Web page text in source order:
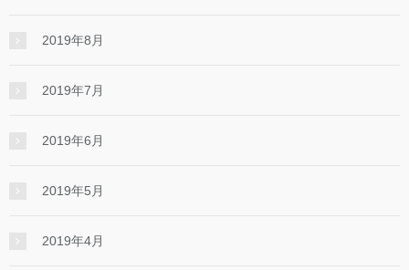
2019年8月
2019年7月
2019年6月
2019年5月
2019年4月